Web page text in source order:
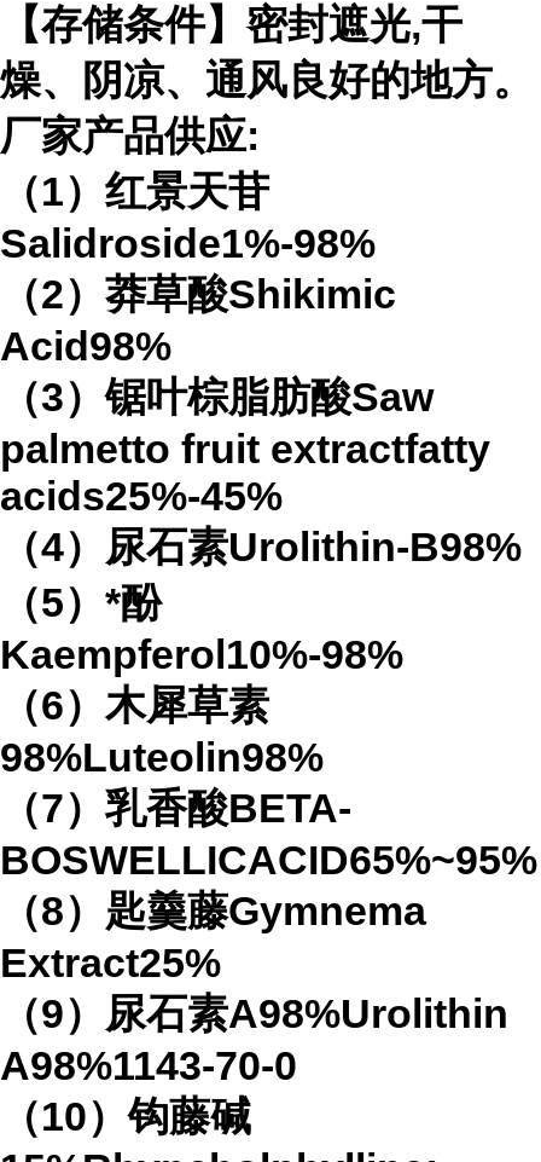
【存储条件】密封遮光,干
燥、阴凉、通风良好的地方。
厂家产品供应:
（1）红景天苷
Salidroside1%-98%
（2）莽草酸Shikimic
Acid98%
（3）锯叶棕脂肪酸Saw
palmetto fruit extractfatty
acids25%-45%
（4）尿石素Urolithin-B98%
（5）*酚
Kaempferol10%-98%
（6）木犀草素
98%Luteolin98%
（7）乳香酸BETA-
BOSWELLICACID65%~95%
（8）匙羹藤Gymnema
Extract25%
（9）尿石素A98%Urolithin
A98%1143-70-0
（10）钩藤碱